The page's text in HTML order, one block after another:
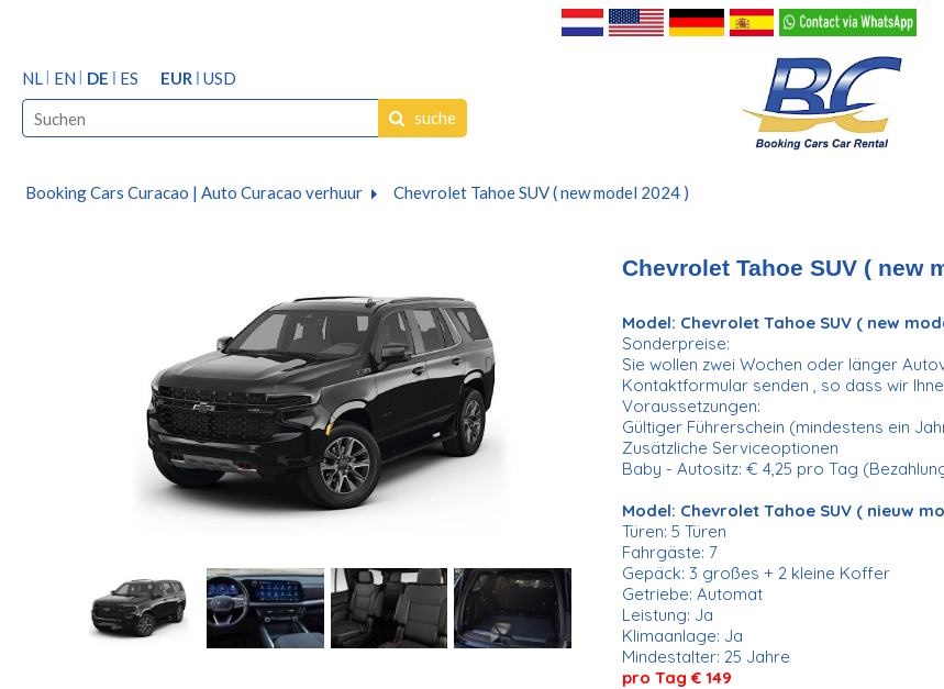
NL EN DE ES EUR USD
suche
Booking Cars Curacao | Auto Curacao verhuur Chevrolet Tahoe SUV ( new model 2024 )
Chevrolet Tahoe SUV ( new
Model: Chevrolet Tahoe SUV ( new
Sonderpreise:
Sie wollen zwei Wochen oder länger
Kontaktformular senden , so dass wir
Voraussetzungen:
Gültiger Führerschein (mindestens ein
Zusätzliche Serviceoptionen
Baby - Autositz: € 4,25 pro Tag
Model: Chevrolet Tahoe SUV ( nieuw
Türen: 5 Türen
Fahrgäste: 7
Gepäck: 3 großes + 2 kleine Koffer
Getriebe: Automat
Leistung: Ja
Klimaanlage: Ja
Mindestalter: 25 Jahre
pro Tag € 149